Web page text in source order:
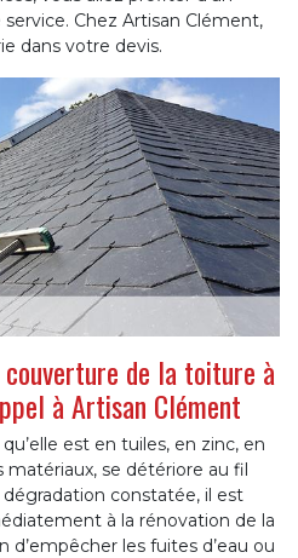
Chez Artisan Clément,
dans votre devis.
de la toiture à
à Artisan Clément
est en tuiles, en zinc, en
matériaux, se détériore au fil
constatée, il est
à la rénovation de la
les fuites d’eau ou